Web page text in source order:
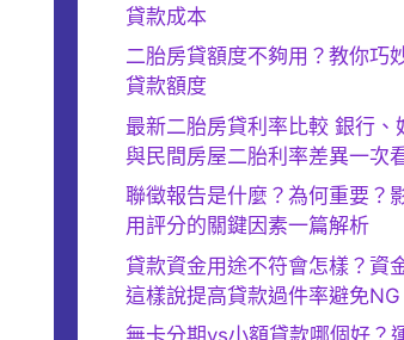
貸款成本
二胎房貸額度不夠用？教你巧
貸款額度
最新二胎房貸利率比較 銀行、
與民間房屋二胎利率差異一次
聯徵報告是什麼？為何重要？
用評分的關鍵因素一篇解析
貸款資金用途不符會怎樣？資
這樣說提高貸款過件率避免NG
無卡分期vs小額貸款哪個好？